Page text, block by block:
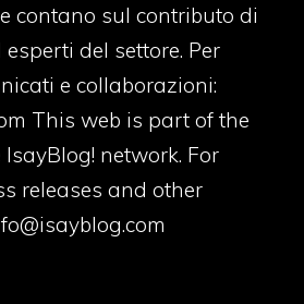
contano sul contributo di
del settore. Per
e collaborazioni:
This web is part of the
network. For
releases and other